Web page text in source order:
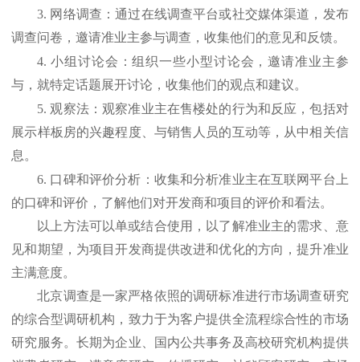
3. 网络调查：通过在线调查平台或社交媒体渠道，发布
调查问卷，邀请准业主参与调查，收集他们的意见和反馈。
4.小组讨论会：组织一些小型讨论会，邀请准业主参
与，就特定话题展开讨论，收集他们的观点和建议。
5.观察法：观察准业主在售楼处的行为和反应，包括对
展示样板房的兴趣程度、与销售人员的互动等，从中相关信
息。
6. 口碑和评价分析：收集和分析准业主在互联网平台上
的口碑和评价，了解他们对开发商和项目的评价和看法。
以上方法可以单或结合使用，以了解准业主的需求、意
见和期望，为项目开发商提供改进和优化的方向，提升准业
主满意度。
北京调查是一家严格依照的调研标准进行市场调查研究
的综合型调研机构，致力于为客户提供全流程综合性的市场
研究服务。长期为企业、国内公共事务及高校研究机构提供